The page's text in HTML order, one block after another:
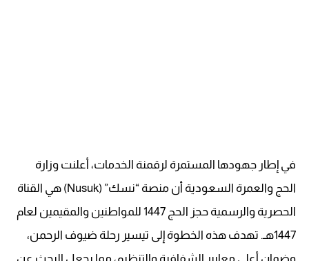
في إطار جهودها المستمرة لرقمنة الخدمات، أعلنت وزارة
الحج والعمرة السعودية أن منصة “نسك” (Nusuk) هي القناة
الحصرية والرسمية حجز الحج 1447 للمواطنين والمقيمين لعام
1447هـ. تهدف هذه الخطوة إلى تيسير رحلة ضيوف الرحمن،